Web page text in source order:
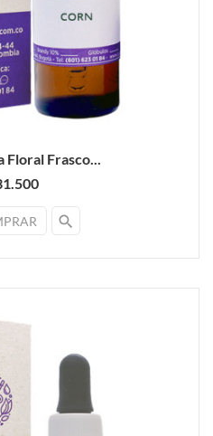
Floral Frasco...
search